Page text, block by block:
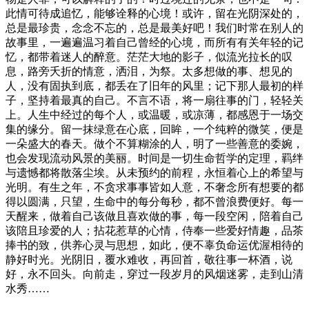
此情可待成追忆，能够诠释的心境！或许，留在光阴深处的，
总是最珍贵，念念不忘的，总是最美好吧！我们时常在别人的
故事里，一遍遍温习着自己曾经的心境，而所有有关年轻的记
忆，都带着迷人的醉意。茫茫大地的影子，似流光拉长的叹
息，路旁夭折的情意，洒泪，为祭。太多想做的事、想见的
人，没有固执到底，都丢在了旧年的风里；记下那人最初的样
子，坚持着最真的自己。不言不语，将一扇往事的门，轻轻关
上。人生中经过的每个人，或温暖，或凉薄，都感恩于一场交
集的缘分。留一抹绿意在心底，回眸，一个纯粹的微笑，便是
一朵盛大的春天。做个不算糊涂的人，明了一些善意的委婉，
也会发现流动风景的美丽。时间是一切生命哲学的定理，羁绊
与遗憾都将散落尘埃。从未预约的前程，永恒着心上的希望与
光明。有生之年，不贪求事事皆如人意，不奢念所有想要的都
得以圆满，只望，生命中的每分每秒，都不曾浪费便好。每一
天醒来，做着自己该做且喜欢做的事，每一段空闲，陪着自己
该陪且珍爱的人；拈花惹草的心情，侍奉一些爱好情趣，品茶
捧书的致，供养心灵与思想，如此，便不辜负命运优渥相待的
静好时光。光阴旧，覆水难收，再回首，敬往事一杯酒，说
好，永不回头。向前走，穿过一段岁月的风烟迷雾，走到山清
水秀……